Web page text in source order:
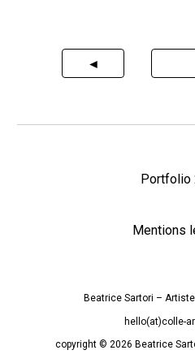
◄
Portfolio
Mentions
Beatrice Sartori – Artiste
hello(at)colle-
copyright © 2026 Beatrice